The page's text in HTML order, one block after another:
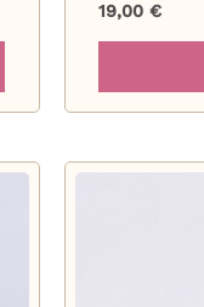
19,00 €